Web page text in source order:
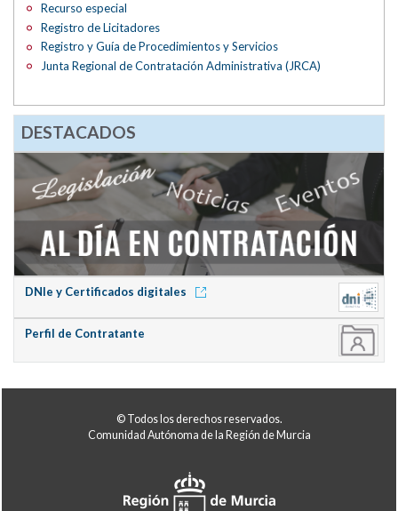
Recurso especial
Registro de Licitadores
Registro y Guía de Procedimientos y Servicios
Junta Regional de Contratación Administrativa (JRCA)
DESTACADOS
DNIe y Certificados digitales
Perfil de Contratante
© Todos los derechos reservados.
Comunidad Autónoma de la Región de Murcia